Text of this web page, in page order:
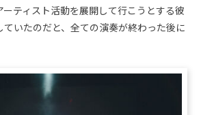
ティスト活動を展開して行こうとする彼
ていたのだと、全ての演奏が終わった後に